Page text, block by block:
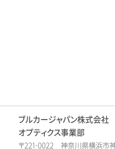
ブルカージャパン株式会社
オプティクス事業部
〒221-0022 神奈川県横浜市